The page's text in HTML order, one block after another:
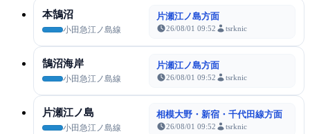
本鵠沼
小田急江ノ島線
片瀬江ノ島方面
26/08/01 09:52 tsrknic
鵠沼海岸
小田急江ノ島線
片瀬江ノ島方面
26/08/01 09:52 tsrknic
片瀬江ノ島
小田急江ノ島線
相模大野・新宿・千代田線方面
26/08/01 09:52 tsrknic